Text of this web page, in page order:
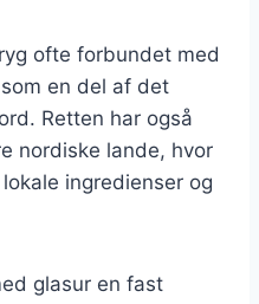
ofte forbundet med
en del af det
Retten har også
nordiske lande, hvor
ingredienser og
glasur en fast